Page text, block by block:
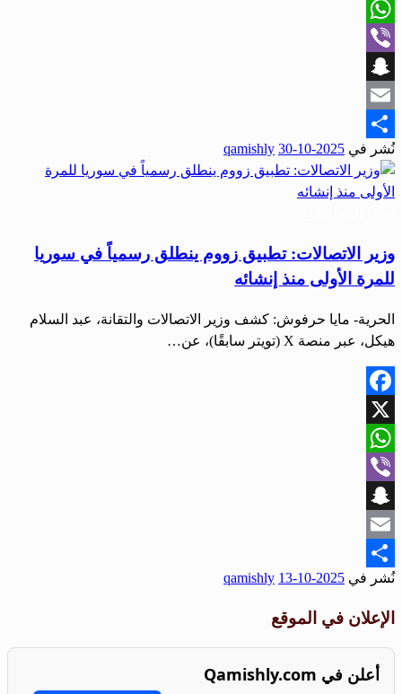
X
WhatsApp
Viber
Snapchat
Email
Share
نُشر في 2025-10-30
qamishly
وزير الاتصالات: تطبيق زووم ينطلق رسمياً في سوريا
للمرة الأولى منذ إنشائه
الحرية- مايا حرفوش: كشف وزير الاتصالات والتقانة، عبد السلام
هيكل، عبر منصة X (تويتر سابقًا)، عن…
Facebook
X
WhatsApp
Viber
Snapchat
Email
Share
نُشر في 2025-10-13
qamishly
الإعلان في الموقع
أعلن في Qamishly.com